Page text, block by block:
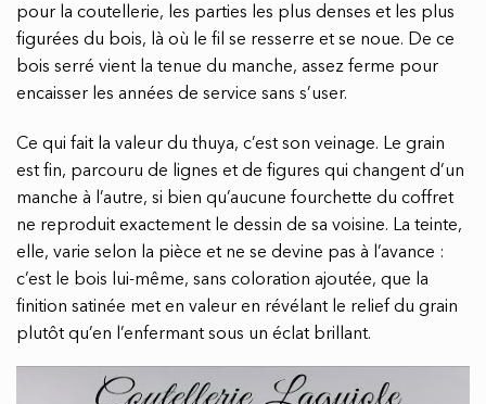
pour la coutellerie, les parties les plus denses et les plus
figurées du bois, là où le fil se resserre et se noue. De ce
bois serré vient la tenue du manche, assez ferme pour
encaisser les années de service sans s’user.
Ce qui fait la valeur du thuya, c’est son veinage. Le grain
est fin, parcouru de lignes et de figures qui changent d’un
manche à l’autre, si bien qu’aucune fourchette du coffret
ne reproduit exactement le dessin de sa voisine. La teinte,
elle, varie selon la pièce et ne se devine pas à l’avance :
c’est le bois lui-même, sans coloration ajoutée, que la
finition satinée met en valeur en révélant le relief du grain
plutôt qu’en l’enfermant sous un éclat brillant.